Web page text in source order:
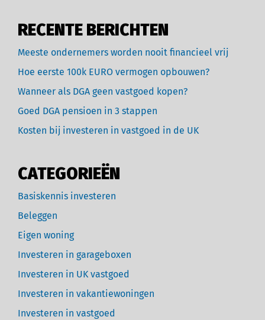
RECENTE BERICHTEN
Meeste ondernemers worden nooit financieel vrij
Hoe eerste 100k EURO vermogen opbouwen?
Wanneer als DGA geen vastgoed kopen?
Goed DGA pensioen in 3 stappen
Kosten bij investeren in vastgoed in de UK
CATEGORIEËN
Basiskennis investeren
Beleggen
Eigen woning
Investeren in garageboxen
Investeren in UK vastgoed
Investeren in vakantiewoningen
Investeren in vastgoed